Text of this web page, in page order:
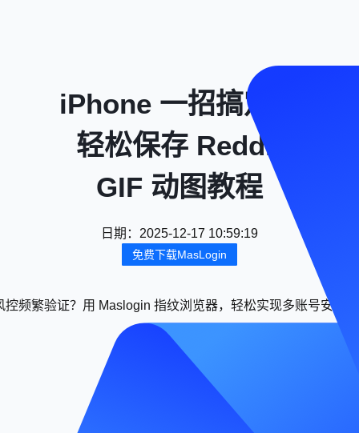
iPhone 一招搞定：
轻松保存 Reddit
GIF 动图教程
日期 ： 2025-12-17 10:59:19
免费下载MasLogin
控频繁验证？用 Maslogin 指纹浏览器，轻松实现多账号安全